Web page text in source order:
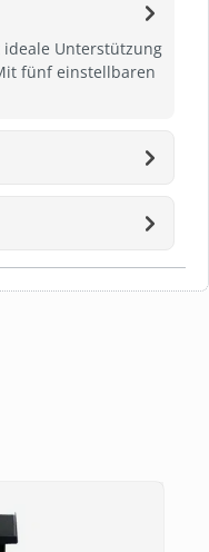
ideale Unterstützung
fünf einstellbaren